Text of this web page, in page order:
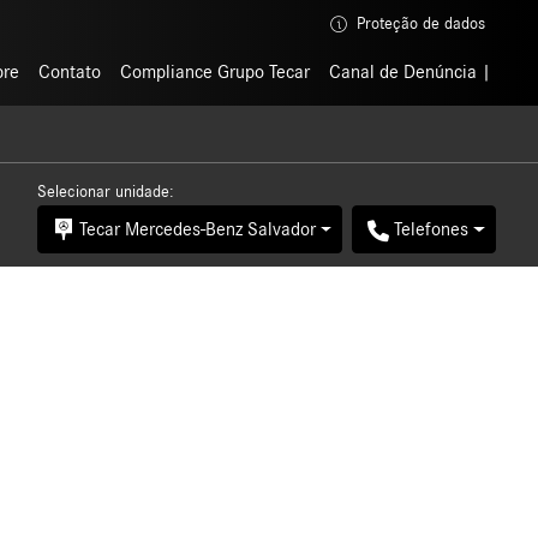
Proteção de dados
Contato Compliance Grupo Tecar Canal de Denúncia
Selecionar unidade:
Tecar Mercedes-Benz Salvador Telefones
Proteção de dados
Contato Compliance Grupo Tecar Canal de Denúncia